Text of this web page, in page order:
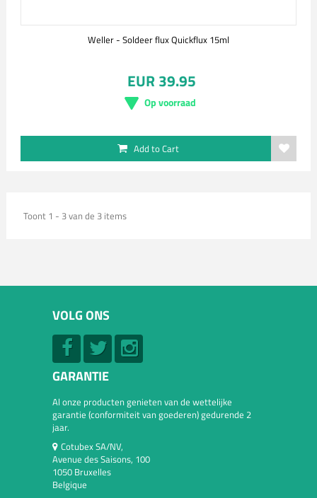
Weller - Soldeer flux Quickflux 15ml
EUR 39.95
Op voorraad
Add to Cart
Toont 1 - 3 van de 3 items
VOLG ONS
GARANTIE
Al onze producten genieten van de wettelijke
garantie (conformiteit van goederen) gedurende 2
jaar.
Cotubex SA/NV,
Avenue des Saisons, 100
1050 Bruxelles
Belgique